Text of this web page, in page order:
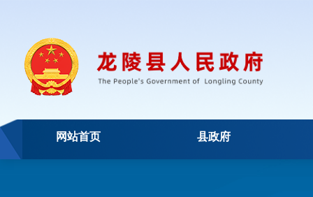
网站首页 县政府